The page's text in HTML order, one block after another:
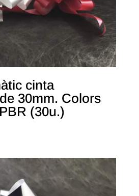
cinta
30mm. Colors
(30u.)